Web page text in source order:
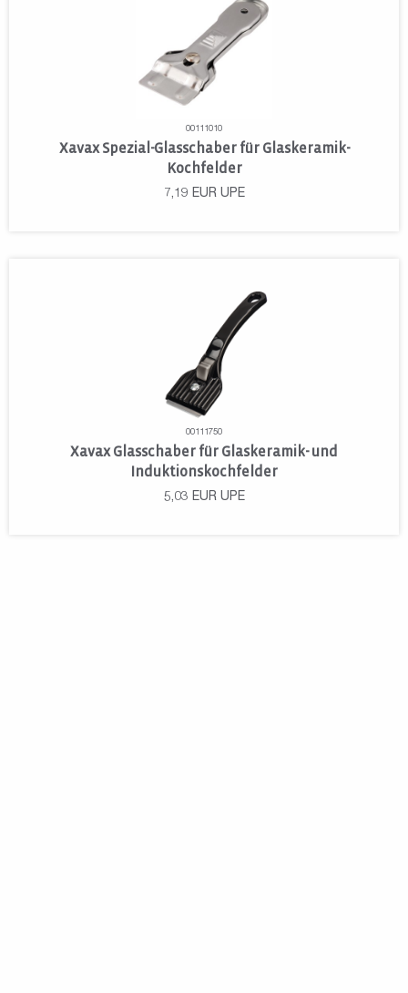
00111010
Xavax Spezial-Glasschaber für Glaskeramik-
Kochfelder
7,19 EUR UPE
00111750
Xavax Glasschaber für Glaskeramik- und
Induktionskochfelder
5,03 EUR UPE